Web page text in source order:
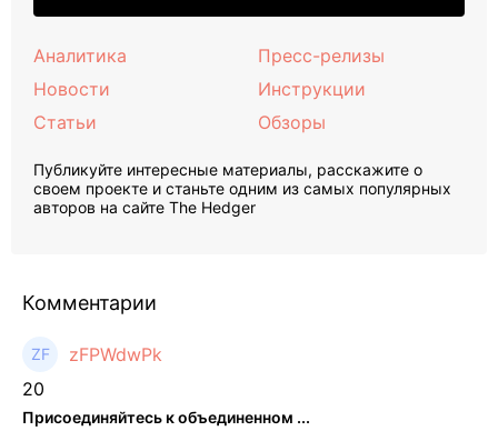
Аналитика
Новости
Статьи
Пресс-релизы
Инструкции
Обзоры
Публикуйте интересные материалы, расскажите о
своем проекте и станьте одним из самых популярных
авторов на сайте The Hedger
Комментарии
zFPWdwPk
20
Присоединяйтесь к объединенном ...